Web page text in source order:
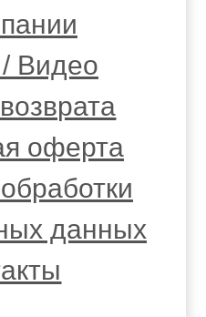
Видео
оферта
данных